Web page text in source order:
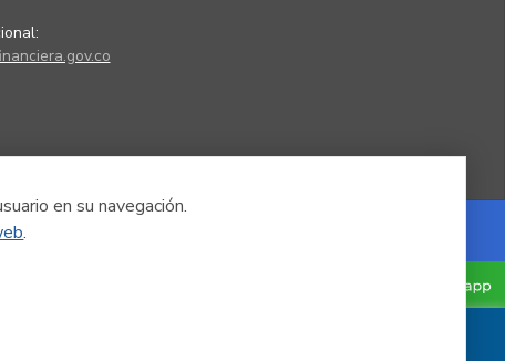
en su navegación.
.
Powered by Nexura